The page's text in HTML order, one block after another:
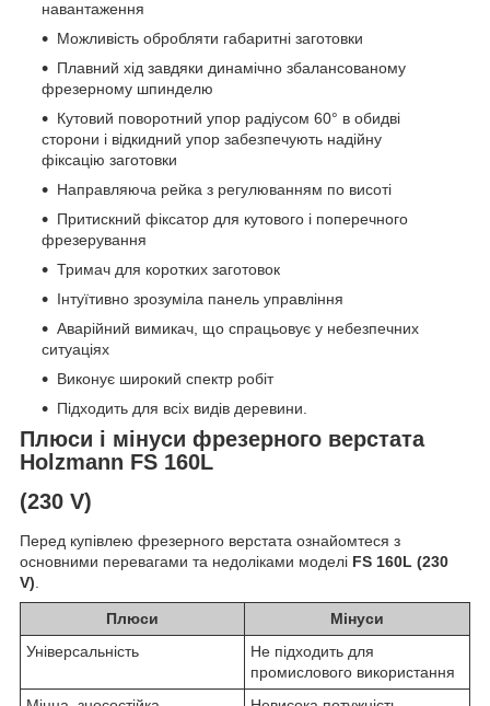
навантаження
Можливість обробляти габаритні заготовки
Плавний хід завдяки динамічно збалансованому
фрезерному шпинделю
Кутовий поворотний упор радіусом 60° в обидві
сторони і відкидний упор забезпечують надійну
фіксацію заготовки
Направляюча рейка з регулюванням по висоті
Притискний фіксатор для кутового і поперечного
фрезерування
Тримач для коротких заготовок
Інтуїтивно зрозуміла панель управління
Аварійний вимикач, що спрацьовує у небезпечних
ситуаціях
Виконує широкий спектр робіт
Підходить для всіх видів деревини.
Плюси і мінуси фрезерного верстата
Holzmann FS 160L
(230 V)
Перед купівлею фрезерного верстата ознайомтеся з
основними перевагами та недоліками моделі FS 160L (230
V)
Плюси
Мінуси
Універсальність
Не підходить для
промислового використання